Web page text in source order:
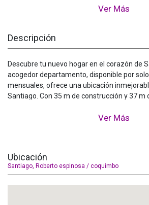
Ver Más
Descripción
Descubre tu nuevo hogar en el corazón de
acogedor departamento, disponible por
mensuales, ofrece una ubicación
Santiago. Con 35 m de construcción y 37 m
es ideal para quienes buscan comodidad y
cultural, excelente conectividad y una
que facilitan el día a día.
Ver Más
Ubicación
Santiago, Roberto espinosa / coquimbo